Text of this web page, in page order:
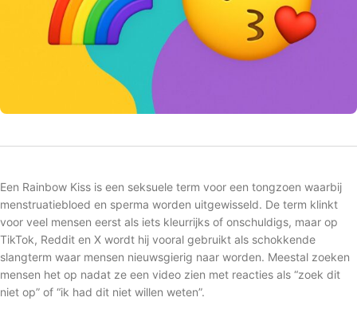
Een Rainbow Kiss is een seksuele term voor een tongzoen waarbij
menstruatiebloed en sperma worden uitgewisseld. De term klinkt
voor veel mensen eerst als iets kleurrijks of onschuldigs, maar op
TikTok, Reddit en X wordt hij vooral gebruikt als schokkende
slangterm waar mensen nieuwsgierig naar worden. Meestal zoeken
mensen het op nadat ze een video zien met reacties als “zoek dit
niet op” of “ik had dit niet willen weten”.